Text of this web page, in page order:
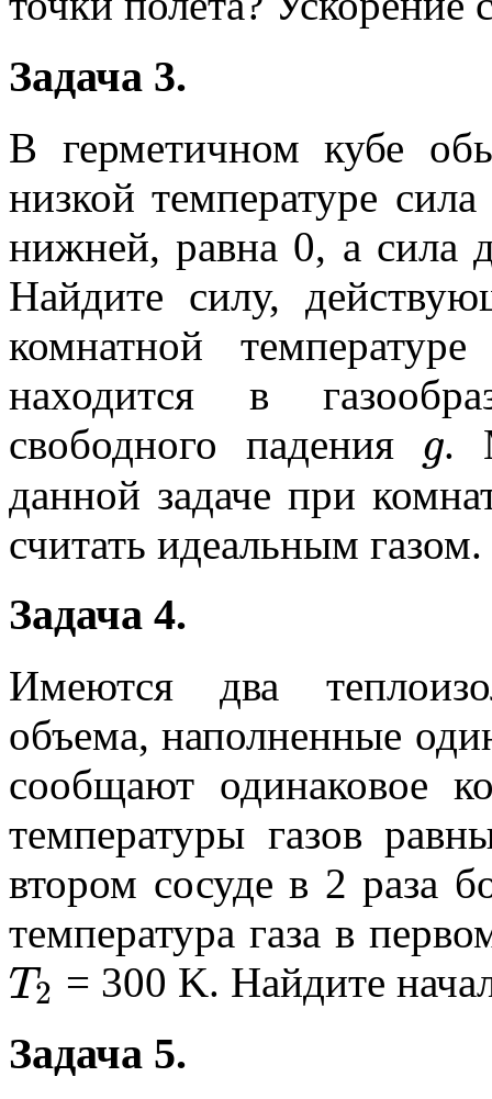
Задача 3.
В герметичном кубе
низкой температуре
нижней, равна 0, а
Найдите силу,
комнатной
находится в
свободного падения g.
данной задаче при
считать идеальным газом.
Задача 4.
Имеются два
объема, наполненные
сообщают одинаковое
температуры газов
втором сосуде в 2 раза
температура газа в
T2 = 300 K. Найдите
Задача 5.